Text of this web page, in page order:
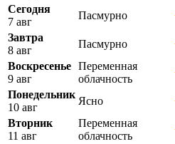
Сегодня
7 авг
Пасмурно
Завтра
8 авг
Пасмурно
Воскресенье
9 авг
Переменная
облачность
Понедельник
10 авг
Ясно
Вторник
11 авг
Переменная
облачность